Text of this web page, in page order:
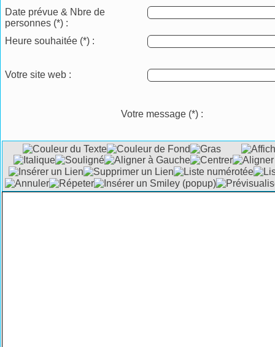
Date prévue & Nbre de
personnes (*) :
Heure souhaitée (*) :
Votre site web :
Votre message (*) :